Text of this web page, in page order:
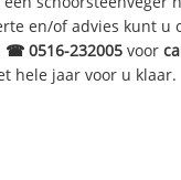
en/of advies kunt u
☎0516-232005 voor
hele jaar voor u klaar.